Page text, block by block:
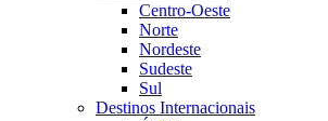
Centro-Oeste
Norte
Nordeste
Sudeste
Sul
Destinos Internacionais